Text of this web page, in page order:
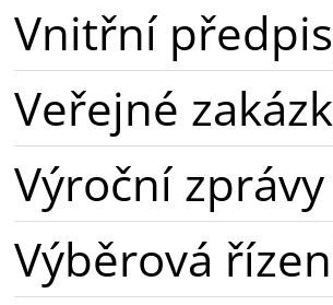
Vnitřní
Veřejné
Výroční zprávy
Výběrová